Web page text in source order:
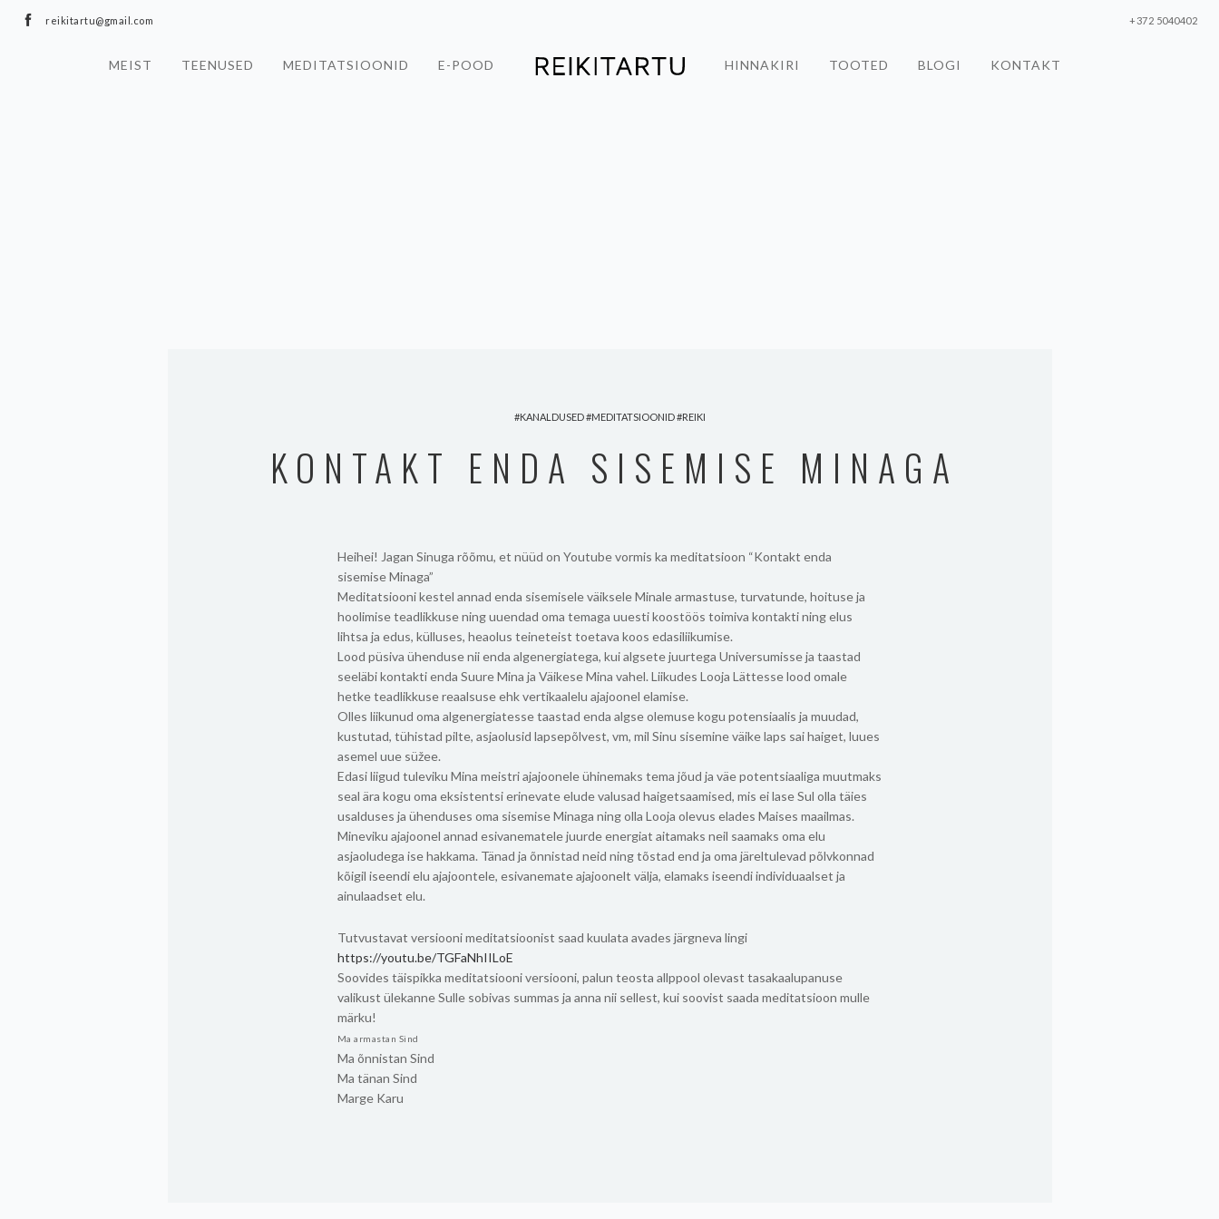
reikitartu@gmail.com +372 5040402
MEIST TEENUSED MEDITATSIOONID E-POOD HINNAKIRI TOOTED BLOGI KONTAKT
KANALDUSED MEDITATSIOONID REIKI
KONTAKT ENDA SISEMISE MINAGA
Heihei! Jagan Sinuga rõõmu, et nüüd on Youtube vormis ka meditatsioon “Kontakt enda
sisemise Minaga”
Meditatsiooni kestel annad enda sisemisele väiksele Minale armastuse, turvatunde, hoituse ja
hoolimise teadlikkuse ning uuendad oma temaga uuesti koostöös toimiva kontakti ning elus
lihtsa ja edus, külluses, heaolus teineteist toetava koos edasiliikumise.
Lood püsiva ühenduse nii enda algenergiatega, kui algsete juurtega Universumisse ja taastad
seeläbi kontakti enda Suure Mina ja Väikese Mina vahel. Liikudes Looja Lättesse lood omale
hetke teadlikkuse reaalsuse ehk vertikaalelu ajajoonel elamise.
Olles liikunud oma algenergiatesse taastad enda algse olemuse kogu potensiaalis ja muudad,
kustutad, tühistad pilte, asjaolusid lapsepõlvest, vm, mil Sinu sisemine väike laps sai haiget, luues
asemel uue süžee.
Edasi liigud tuleviku Mina meistri ajajoonele ühinemaks tema jõud ja väe potentsiaaliga muutmaks
seal ära kogu oma eksistentsi erinevate elude valusad haigetsaamised, mis ei lase Sul olla täies
usalduses ja ühenduses oma sisemise Minaga ning olla Looja olevus elades Maises maailmas.
Mineviku ajajoonel annad esivanematele juurde energiat aitamaks neil saamaks oma elu
asjaoludega ise hakkama. Tänad ja õnnistad neid ning tõstad end ja oma järeltulevad põlvkonnad
kõigil iseendi elu ajajoontele, esivanemate ajajoonelt välja, elamaks iseendi individuaalset ja
ainulaadset elu.
Tutvustavat versiooni meditatsioonist saad kuulata avades järgneva lingi
https://youtu.be/TGFaNhIILoE
Soovides täispikka meditatsiooni versiooni, palun teosta allppool olevast tasakaalupanuse
valikust ülekanne Sulle sobivas summas ja anna nii sellest, kui soovist saada meditatsioon mulle
märku!
Ma armastan Sind
Ma õnnistan Sind
Ma tänan Sind
Marge Karu